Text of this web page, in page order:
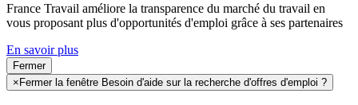
France Travail améliore la transparence du marché du travail en
vous proposant plus d'opportunités d'emploi grâce à ses partenaires
En savoir plus
Fermer
×Fermer la fenêtre Besoin d'aide sur la recherche d'offres d'emploi ?